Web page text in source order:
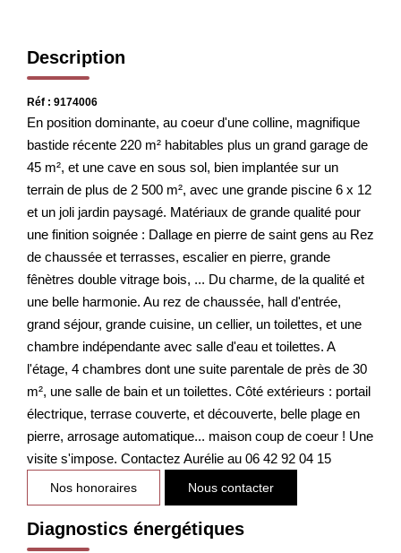
Description
Réf : 9174006
En position dominante, au coeur d'une colline, magnifique
bastide récente 220 m² habitables plus un grand garage de
45 m², et une cave en sous sol, bien implantée sur un
terrain de plus de 2 500 m², avec une grande piscine 6 x 12
et un joli jardin paysagé. Matériaux de grande qualité pour
une finition soignée : Dallage en pierre de saint gens au Rez
de chaussée et terrasses, escalier en pierre, grande
fênètres double vitrage bois, ... Du charme, de la qualité et
une belle harmonie. Au rez de chaussée, hall d'entrée,
grand séjour, grande cuisine, un cellier, un toilettes, et une
chambre indépendante avec salle d'eau et toilettes. A
l'étage, 4 chambres dont une suite parentale de près de 30
m², une salle de bain et un toilettes. Côté extérieurs : portail
électrique, terrase couverte, et découverte, belle plage en
pierre, arrosage automatique... maison coup de coeur ! Une
visite s'impose. Contactez Aurélie au 06 42 92 04 15
Nos honoraires Nous contacter
Diagnostics énergétiques